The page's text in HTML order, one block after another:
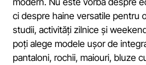
ci despre haine versatile pentru
studii, activități zilnice și
poți alege modele ușor de
pantaloni, rochii, maiouri, bluze